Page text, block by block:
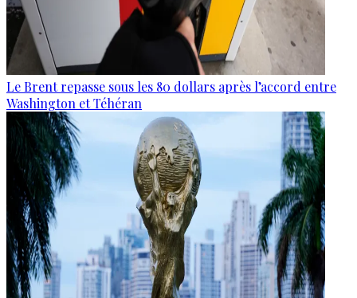
Le Brent repasse sous les 80 dollars après l’accord entre
Washington et Téhéran